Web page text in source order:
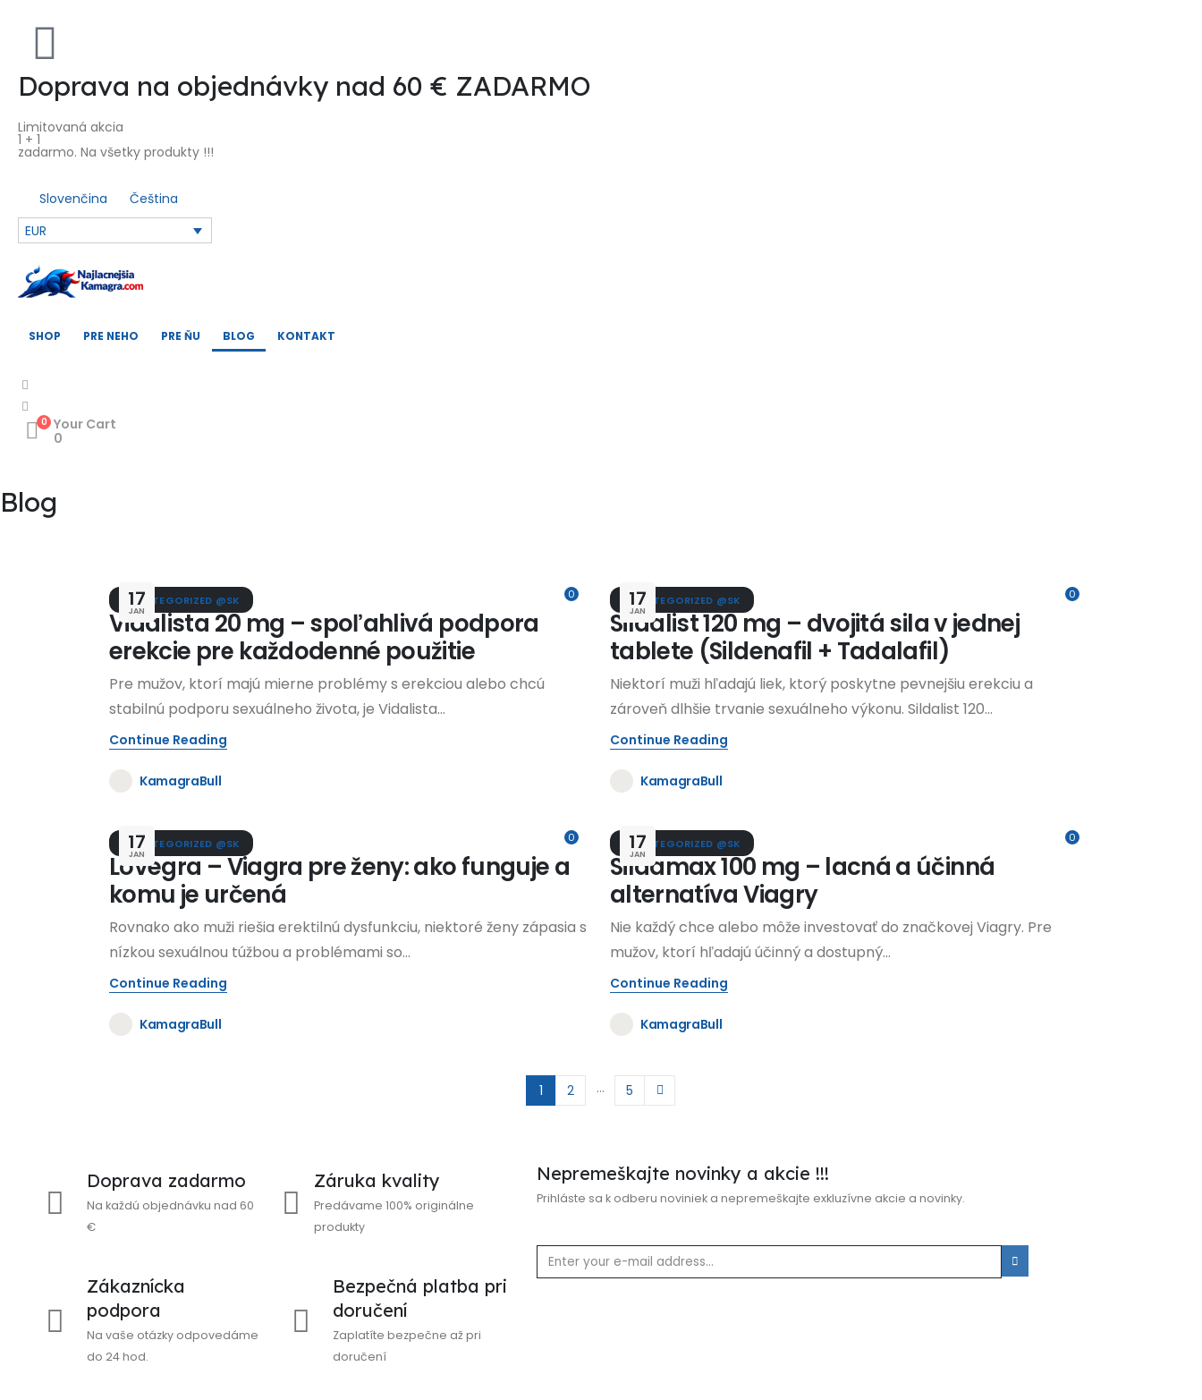
Doprava na objednávky nad 60 € ZADARMO
Limitovaná akcia
1 + 1
zadarmo. Na všetky produkty !!!
Slovenčina
Čeština
EUR
SHOP PRE NEHO PRE ŇU BLOG KONTAKT
0 Your Cart
0
Blog
17
JAN
0
UNCATEGORIZED @SK
Vidalista 20 mg – spoľahlivá podpora
erekcie pre každodenné použitie
Pre mužov, ktorí majú mierne problémy s erekciou alebo chcú
stabilnú podporu sexuálneho života, je Vidalista...
Continue Reading
KamagraBull
17
JAN
0
UNCATEGORIZED @SK
Sildalist 120 mg – dvojitá sila v jednej
tablete (Sildenafil + Tadalafil)
Niektorí muži hľadajú liek, ktorý poskytne pevnejšiu erekciu a
zároveň dlhšie trvanie sexuálneho výkonu. Sildalist 120...
Continue Reading
KamagraBull
17
JAN
0
UNCATEGORIZED @SK
Lovegra – Viagra pre ženy: ako funguje a
komu je určená
Rovnako ako muži riešia erektilnú dysfunkciu, niektoré ženy zápasia s
nízkou sexuálnou túžbou a problémami so...
Continue Reading
KamagraBull
17
JAN
0
UNCATEGORIZED @SK
Sildamax 100 mg – lacná a účinná
alternatíva Viagry
Nie každý chce alebo môže investovať do značkovej Viagry. Pre
mužov, ktorí hľadajú účinný a dostupný...
Continue Reading
KamagraBull
1 2 … 5
Doprava zadarmo
Na každú objednávku nad 60
€
Záruka kvality
Predávame 100% originálne
produkty
Zákaznícka
podpora
Na vaše otázky odpovedáme
do 24 hod.
Bezpečná platba pri
doručení
Zaplatíte bezpečne až pri
doručení
Nepremeškajte novinky a akcie !!!
Prihláste sa k odberu noviniek a nepremeškajte exkluzívne akcie a novinky.